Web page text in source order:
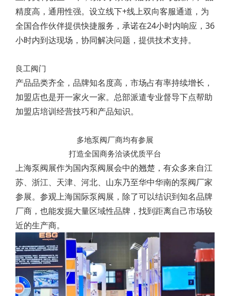
精度高，通用性强。设立线下+线上双向客服通道，为
全国合作伙伴提供快捷服务，承诺在24小时内响应，36
小时内到达现场，协同解决问题，提供技术支持。
良工阀门
产品品类齐全，品牌知名度高，市场占有率持续增长，
加盟店也是开一家火一家。总部派遣专业督导下点帮助
加盟店培训经营技巧和产品知识。
多地泵阀厂商均有参展
打造全国商务洽谈优质平台
上海泵阀展作为国内泵阀展会中的翘楚，有众多来自江
苏、浙江、天津、河北、山东乃至华中华南的泵阀厂家
参展。参观上海国际泵阀展，除了可以结识到知名品牌
厂商，也能发掘大量区域性品牌，找到距离自己市场较
近的生产商。